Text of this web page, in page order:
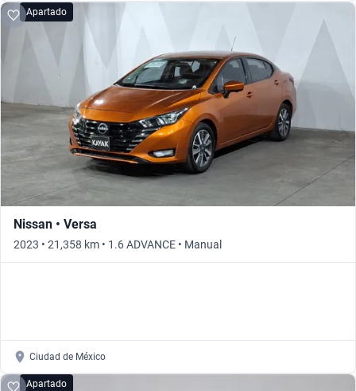
Apartado
Nissan • Versa
2023 • 21,358 km • 1.6 ADVANCE • Manual
Ciudad de México
Apartado